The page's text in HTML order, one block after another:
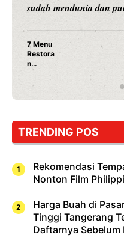
sudah mendunia dan
7 Menu
Restora
n
Jepang
yang
Dicoba,
Cuma
Sushi!
TRENDING POS
Rekomendasi
Nonton Film
Harga Buah di
Tinggi Tangerang
Daftarnya Sebelum